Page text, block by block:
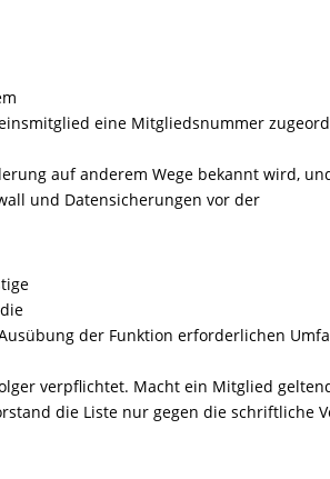
eine Mitgliedsnummer
auf anderem Wege bekannt wird,
und Datensicherungen vor der
der Funktion erforderlichen
verpflichtet. Macht ein Mitglied
die Liste nur gegen die schriftliche